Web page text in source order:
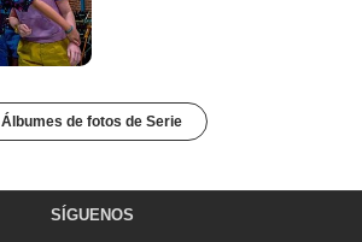
Álbumes de fotos de Serie
SÍGUENOS